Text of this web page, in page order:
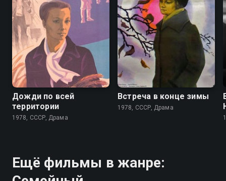
Дожди по всей
территории
1978, СССР, Драма
6.8
Встреча в конце зимы
1978, СССР, Драма
Ещё фильмы в жанре: